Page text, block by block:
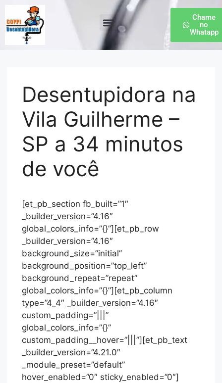
Chame
no
Whatapp
Desentupidora na
Vila Guilherme –
SP a 34 minutos
de você
[et_pb_section fb_built=”1″
_builder_version=”4.16″
global_colors_info=”{}”][et_pb_row
_builder_version=”4.16″
background_size=”initial”
background_position=”top_left”
background_repeat=”repeat”
global_colors_info=”{}”][et_pb_column
type=”4_4″ _builder_version=”4.16″
custom_padding=”|||”
global_colors_info=”{}”
custom_padding__hover=”|||”][et_pb_text
_builder_version=”4.21.0″
_module_preset=”default”
hover_enabled=”0″ sticky_enabled=”0″]